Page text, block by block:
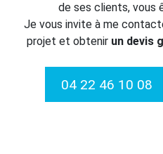
de ses clients, vous
Je vous invite à me
projet et obtenir un devis
04 22 46 10 08